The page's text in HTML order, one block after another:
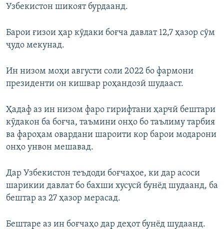
Узбекистон шикоят бурдаанд.
Барои ғизои ҳар кӯдаки боғча давлат 12,7 ҳазор сӯм
ҷудо мекунад.
Ин низом моҳи августи соли 2022 бо фармони
президенти он кишвар роҳандозӣ шудааст.
Ҳадаф аз ин низом фаро гирифтани ҳарчӣ бештари
кӯдакон ба боғча, таъмини онҳо бо таълиму тарбия
ва фароҳам овардани шароити кор барои модарони
онҳо унвон мешавад.
Дар Узбекистон теъдоди боғчаҳое, ки дар асоси
шарикии давлат бо бахши хусусӣ бунёд шудаанд, ба
бештар аз 27 ҳазор мерасад.
Бештаре аз ин боғчаҳо дар деҳот бунёд шудаанд.